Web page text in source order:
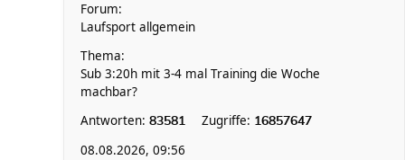
Forum:
Laufsport allgemein
Thema:
Sub 3:20h mit 3-4 mal Training die Woche
machbar?
Antworten: 83581 Zugriffe: 16857647
08.08.2026, 09:56